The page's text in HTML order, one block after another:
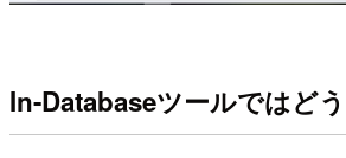
In-Databaseツールではど